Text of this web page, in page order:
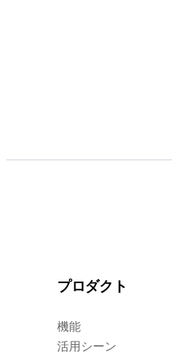
プロダクト
機能
活用シーン